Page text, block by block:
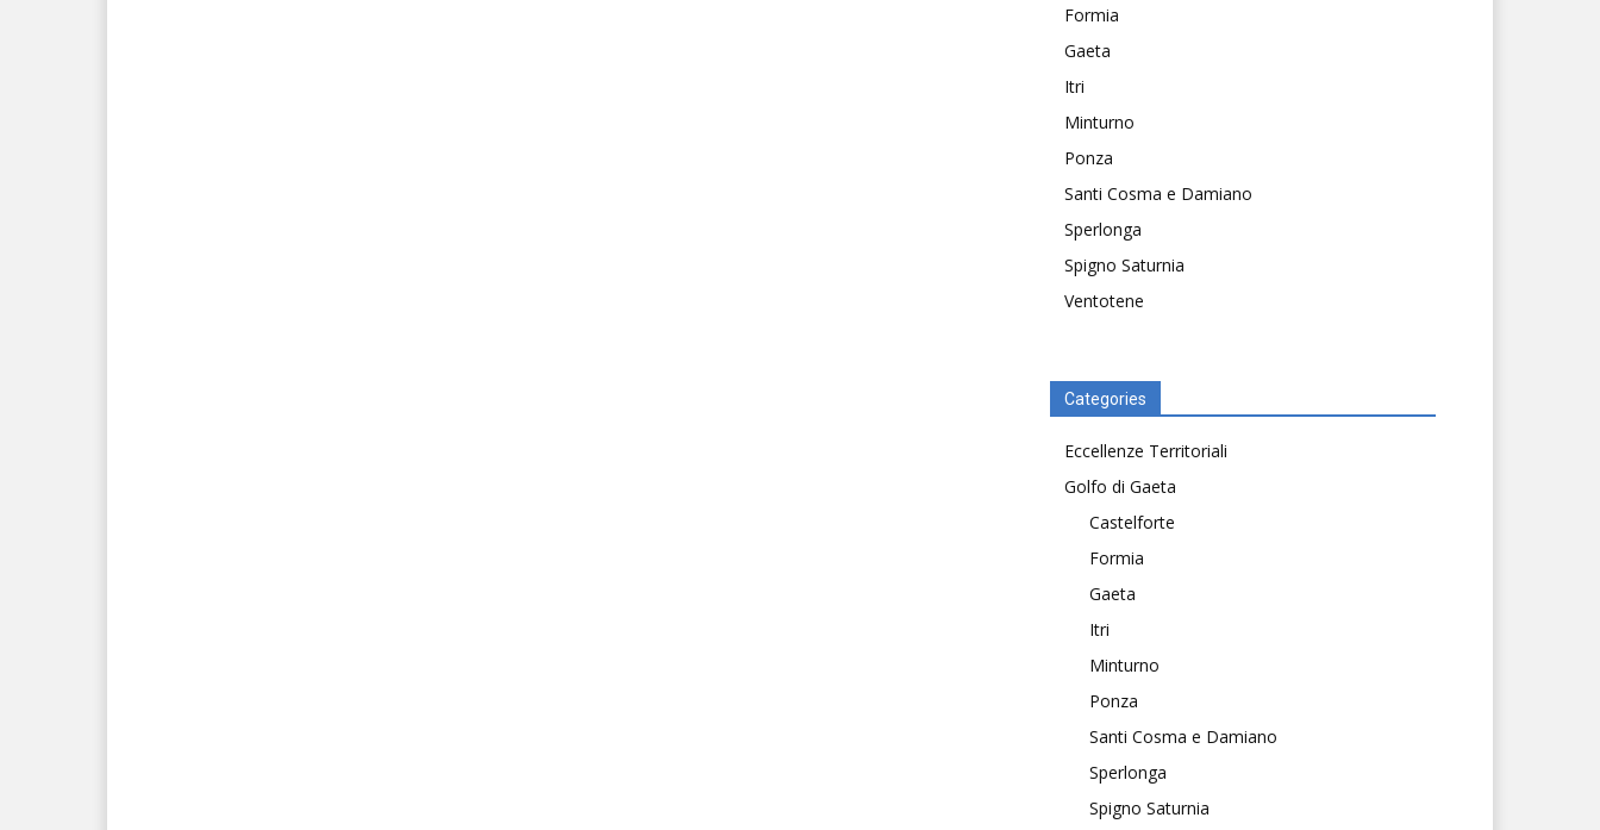
Formia
Gaeta
Itri
Minturno
Ponza
Santi Cosma e Damiano
Sperlonga
Spigno Saturnia
Ventotene
Categories
Eccellenze Territoriali
Golfo di Gaeta
Castelforte
Formia
Gaeta
Itri
Minturno
Ponza
Santi Cosma e Damiano
Sperlonga
Spigno Saturnia